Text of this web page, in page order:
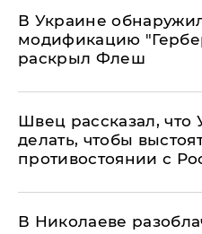
В Украине
модификацию
раскрыл Флеш
Швец рассказал, что
делать, чтобы
противостоянии с
В Николаеве